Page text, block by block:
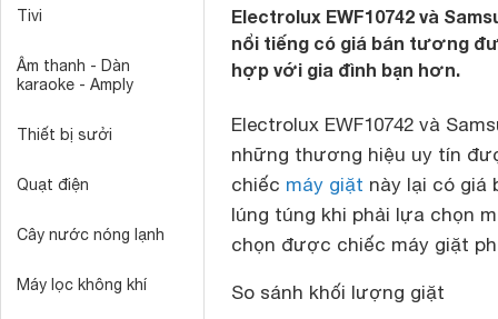
Tivi
Âm thanh - Dàn
karaoke - Amply
Thiết bị sưởi
Quạt điện
Cây nước nóng lạnh
Máy lọc không khí
Electrolux EWF10742 và
nổi tiếng có giá bán tương
hợp với gia đình bạn hơn.
Electrolux EWF10742 và
những thương hiệu uy tín
chiếc máy giặt này lại có giá
lúng túng khi phải lựa chọn
chọn được chiếc máy giặt
So sánh khối lượng giặt